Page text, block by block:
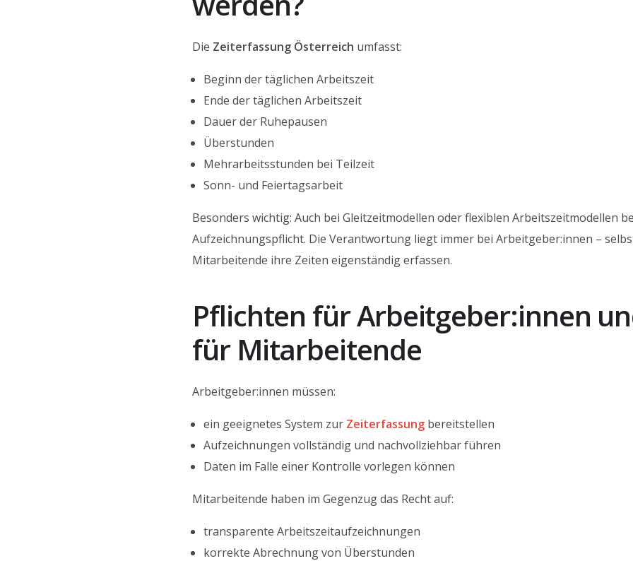
Die Zeiterfassung Österreich umfasst:
Beginn der täglichen Arbeitszeit
Ende der täglichen Arbeitszeit
Dauer der Ruhepausen
Überstunden
Mehrarbeitsstunden bei Teilzeit
Sonn- und Feiertagsarbeit
Besonders wichtig: Auch bei Gleitzeitmodellen oder flexiblen Arbeitszeitmodellen
Aufzeichnungspflicht. Die Verantwortung liegt immer bei Arbeitgeber:innen –
Mitarbeitende ihre Zeiten eigenständig erfassen.
Pflichten für Arbeitgeber:innen
für Mitarbeitende
Arbeitgeber:innen müssen:
ein geeignetes System zur Zeiterfassung bereitstellen
Aufzeichnungen vollständig und nachvollziehbar führen
Daten im Falle einer Kontrolle vorlegen können
Mitarbeitende haben im Gegenzug das Recht auf:
transparente Arbeitszeitaufzeichnungen
korrekte Abrechnung von Überstunden